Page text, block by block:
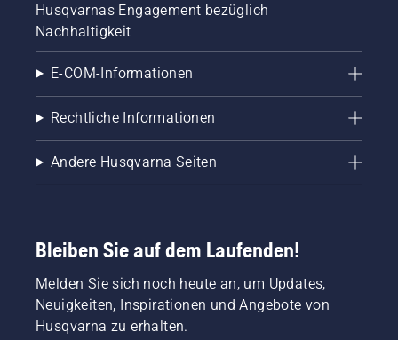
Husqvarnas Engagement bezüglich
Nachhaltigkeit
E-COM-Informationen
Rechtliche Informationen
Andere Husqvarna Seiten
Bleiben Sie auf dem Laufenden!
Melden Sie sich noch heute an, um Updates,
Neuigkeiten, Inspirationen und Angebote von
Husqvarna zu erhalten.